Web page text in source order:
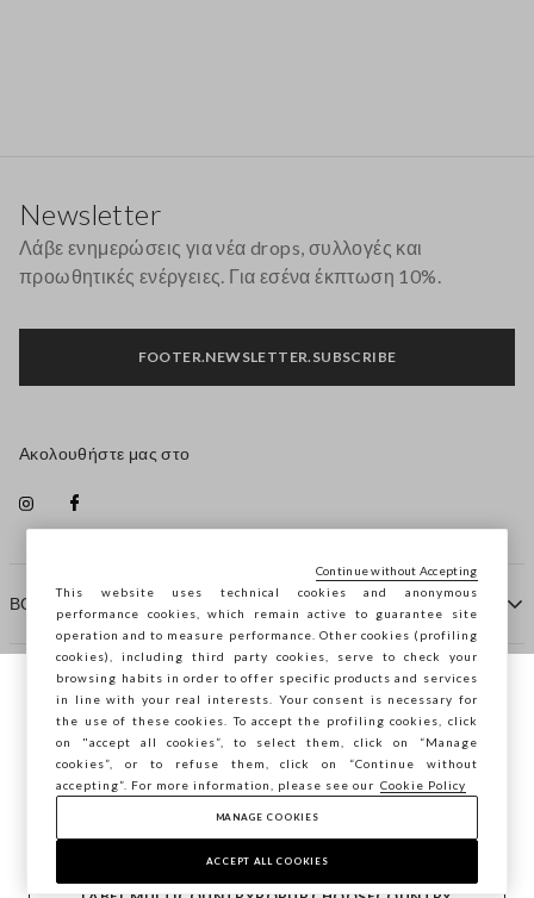
ΒΟΗΘΕΙΑ
ΠΡΑΚΤΟΡΕΙΟ
ΕΠΙΚΟΙΝΩΝΗΣΤΕ ΜΑΖΙ ΜΑΣ
Newsletter
Λάβε ενημερώσεις για νέα drops, συλλογές και
προωθητικές ενέργειες. Για εσένα έκπτωση 10%.
FOOTER.NEWSLETTER.SUBSCRIBE
Ακολουθήστε μας στο
Copyright © Ovs S.p.A. ΑΦΜ: 04240010274 - Εταιρικό
κεφάλαιο 290.923.470 -
Περιηγείστε στο STEFANEL Ελλάδας, θέλετε
να αποθηκεύσετε την τοποθεσία σας;
ΕΠΙΒΕΒΑΊΩΣΗ
This website uses technical cookies and anonymous
performance cookies, which remain active to guarantee site
operation and to measure performance. Other cookies (profiling
cookies), including third party cookies, serve to check your
browsing habits in order to offer specific products and services
in line with your real interests. Your consent is necessary for
the use of these cookies. To accept the profiling cookies, click
on "accept all cookies”, to select them, click on “Manage
cookies”, or to refuse them, click on “Continue without
accepting”. For more information, please see our Cookie Policy
MANAGE COOKIES
ACCEPT ALL COOKIES
Continue without Accepting